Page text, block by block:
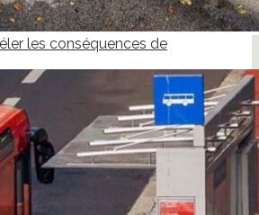
les conséquences de